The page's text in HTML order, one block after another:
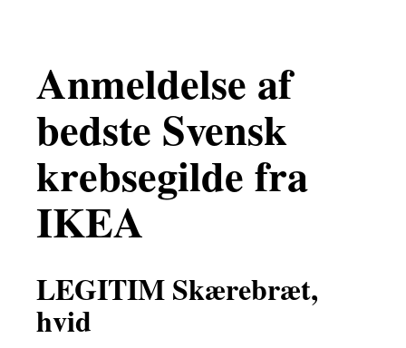
Anmeldelse af
bedste Svensk
krebsegilde fra
IKEA
LEGITIM Skærebræt,
hvid